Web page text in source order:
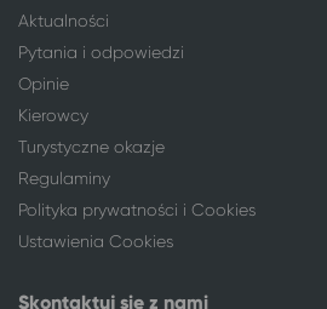
Aktualności
Pytania i odpowiedzi
Opinie
Kierowcy
Turystyczne okazje
Regulaminy
Polityka prywatności i Cookies
Ustawienia Cookies
Skontaktuj się z nami